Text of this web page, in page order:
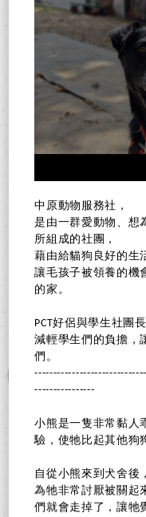
中原動物服務社，
是由一群愛動物、想
所組成的社團，
藉由給貓狗良好的生
讓毛孩子被領養的機
的家。
PCT好侶與學生社團
減輕學生們的負擔，
們。
----------------
小熊是一隻非常黏人
驗，使牠比起其他狗
自從小熊來到犬舍後
為牠非常討厭被關起
們就會走掉了，讓牠